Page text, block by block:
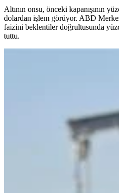
Altının onsu, önceki kapanışının
dolardan işlem görüyor. ABD
faizini beklentiler doğrultusunda
tuttu.